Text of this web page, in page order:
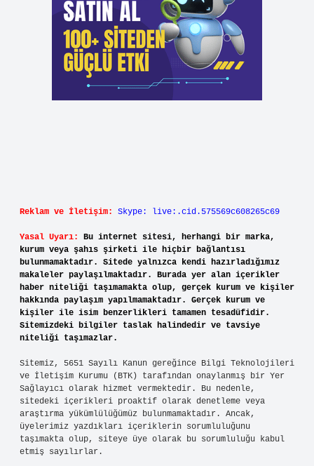
Reklam ve İletişim: Skype: live:.cid.575569c608265c69
Yasal Uyarı:
Bu internet sitesi, herhangi bir marka,
kurum veya şahıs şirketi ile hiçbir bağlantısı
bulunmamaktadır. Sitede yalnızca kendi hazırladığımız
makaleler paylaşılmaktadır. Burada yer alan içerikler
haber niteliği taşımamakta olup, gerçek kurum ve kişiler
hakkında paylaşım yapılmamaktadır. Gerçek kurum ve
kişiler ile isim benzerlikleri tamamen tesadüfidir.
Sitemizdeki bilgiler taslak halindedir ve tavsiye
niteliği taşımazlar.
Sitemiz, 5651 Sayılı Kanun gereğince Bilgi Teknolojileri
ve İletişim Kurumu (BTK) tarafından onaylanmış bir Yer
Sağlayıcı olarak hizmet vermektedir. Bu nedenle,
sitedeki içerikleri proaktif olarak denetleme veya
araştırma yükümlülüğümüz bulunmamaktadır. Ancak,
üyelerimiz yazdıkları içeriklerin sorumluluğunu
taşımakta olup, siteye üye olarak bu sorumluluğu kabul
etmiş sayılırlar.